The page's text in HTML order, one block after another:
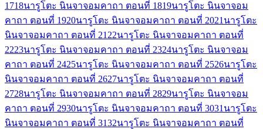
1718นารูโตะ นินจาจอมคาถา ตอนที่ 1819นารูโตะ นินจาจอม
คาถา ตอนที่ 1920นารูโตะ นินจาจอมคาถา ตอนที่ 2021 นารูโตะ
นินจาจอมคาถา ตอนที่ 21 22นารูโตะ นินจาจอมคาถา ตอนที่
2223นารูโตะ นินจาจอมคาถา ตอนที่ 2324นารูโตะ นินจาจอม
คาถา ตอนที่ 2425นารูโตะ นินจาจอมคาถา ตอนที่ 2526นารูโตะ
นินจาจอมคาถา ตอนที่ 2627นารูโตะ นินจาจอมคาถา ตอนที่
2728นารูโตะ นินจาจอมคาถา ตอนที่ 2829นารูโตะ นินจาจอม
คาถา ตอนที่ 2930นารูโตะ นินจาจอมคาถา ตอนที่ 3031 นารูโตะ
นินจาจอมคาถา ตอนที่ 3132นารูโตะ นินจาจอมคาถา ตอนที่